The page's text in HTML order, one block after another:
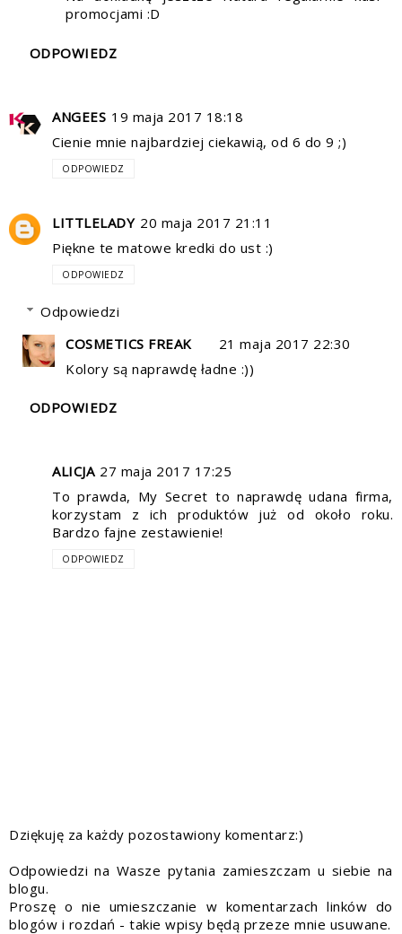
promocjami :D
ODPOWIEDZ
ANGEES 19 maja 2017 18:18
Cienie mnie najbardziej ciekawią, od 6 do 9 ;)
ODPOWIEDZ
LITTLELADY 20 maja 2017 21:11
Piękne te matowe kredki do ust :)
ODPOWIEDZ
Odpowiedzi
COSMETICS FREAK
21 maja 2017 22:30
Kolory są naprawdę ładne :))
ODPOWIEDZ
ALICJA 27 maja 2017 17:25
To prawda, My Secret to naprawdę udana firma,
korzystam z ich produktów już od około roku.
Bardzo fajne zestawienie!
ODPOWIEDZ
Dziękuję za każdy pozostawiony komentarz:)
Odpowiedzi na Wasze pytania zamieszczam u siebie na
blogu.
Proszę o nie umieszczanie w komentarzach linków do
blogów i rozdań - takie wpisy będą przeze mnie usuwane.